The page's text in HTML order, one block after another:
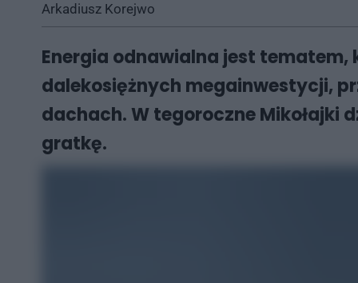
Arkadiusz Korejwo
Energia odnawialna jest
dalekosiężnych megainwestycji,
dachach. W tegoroczne Mikołajki
gratkę.